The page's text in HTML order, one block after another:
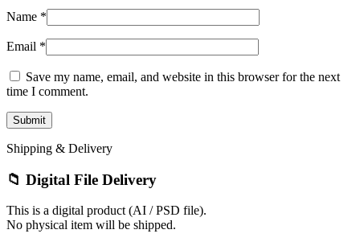
Name *
Email *
Save my name, email, and website in this browser for the next
time I comment.
Shipping & Delivery
📁 Digital File Delivery
This is a digital product (AI / PSD file).
No physical item will be shipped.